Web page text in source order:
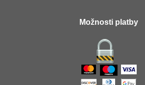
Možnosti platby